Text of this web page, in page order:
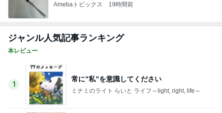
Amebaトピックス 19時間前
ジャンル人気記事ランキング
本レビュー
1
常に”私”を意識してください
ミナミのライト らいと ライフ～light, right, life～